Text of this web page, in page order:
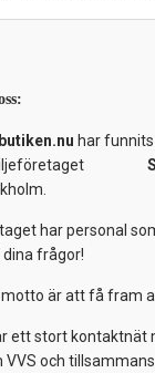
har
har personal
frågor!
är att få fram
ett stort kontaktnät
VVS och